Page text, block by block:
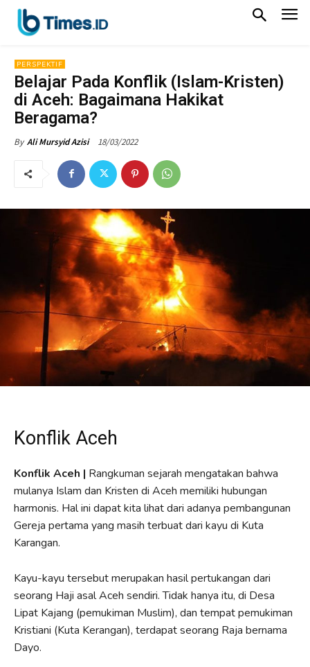
PERSPEKTIF
Belajar Pada Konflik (Islam-Kristen)
di Aceh: Bagaimana Hakikat
Beragama?
By Ali Mursyid Azisi 18/03/2022
Konflik Aceh
Konflik Aceh | Rangkuman sejarah mengatakan bahwa
mulanya Islam dan Kristen di Aceh memiliki hubungan
harmonis. Hal ini dapat kita lihat dari adanya pembangunan
Gereja pertama yang masih terbuat dari kayu di Kuta
Karangan.
Kayu-kayu tersebut merupakan hasil pertukangan dari
seorang Haji asal Aceh sendiri. Tidak hanya itu, di Desa
Lipat Kajang (pemukiman Muslim), dan tempat pemukiman
Kristiani (Kuta Kerangan), terdapat seorang Raja bernama
Dayo.